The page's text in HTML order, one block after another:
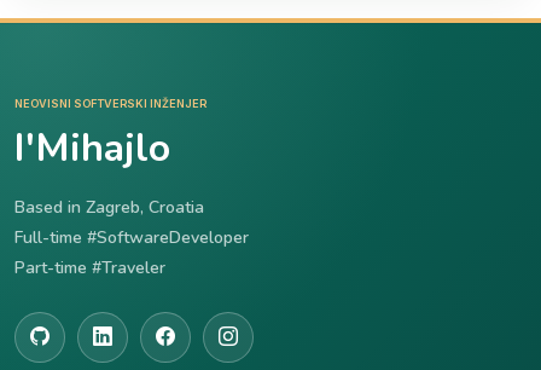
NEOVISNI SOFTVERSKI INŽENJER
I'Mihajlo
Based in Zagreb, Croatia
Full-time #SoftwareDeveloper
Part-time #Traveler